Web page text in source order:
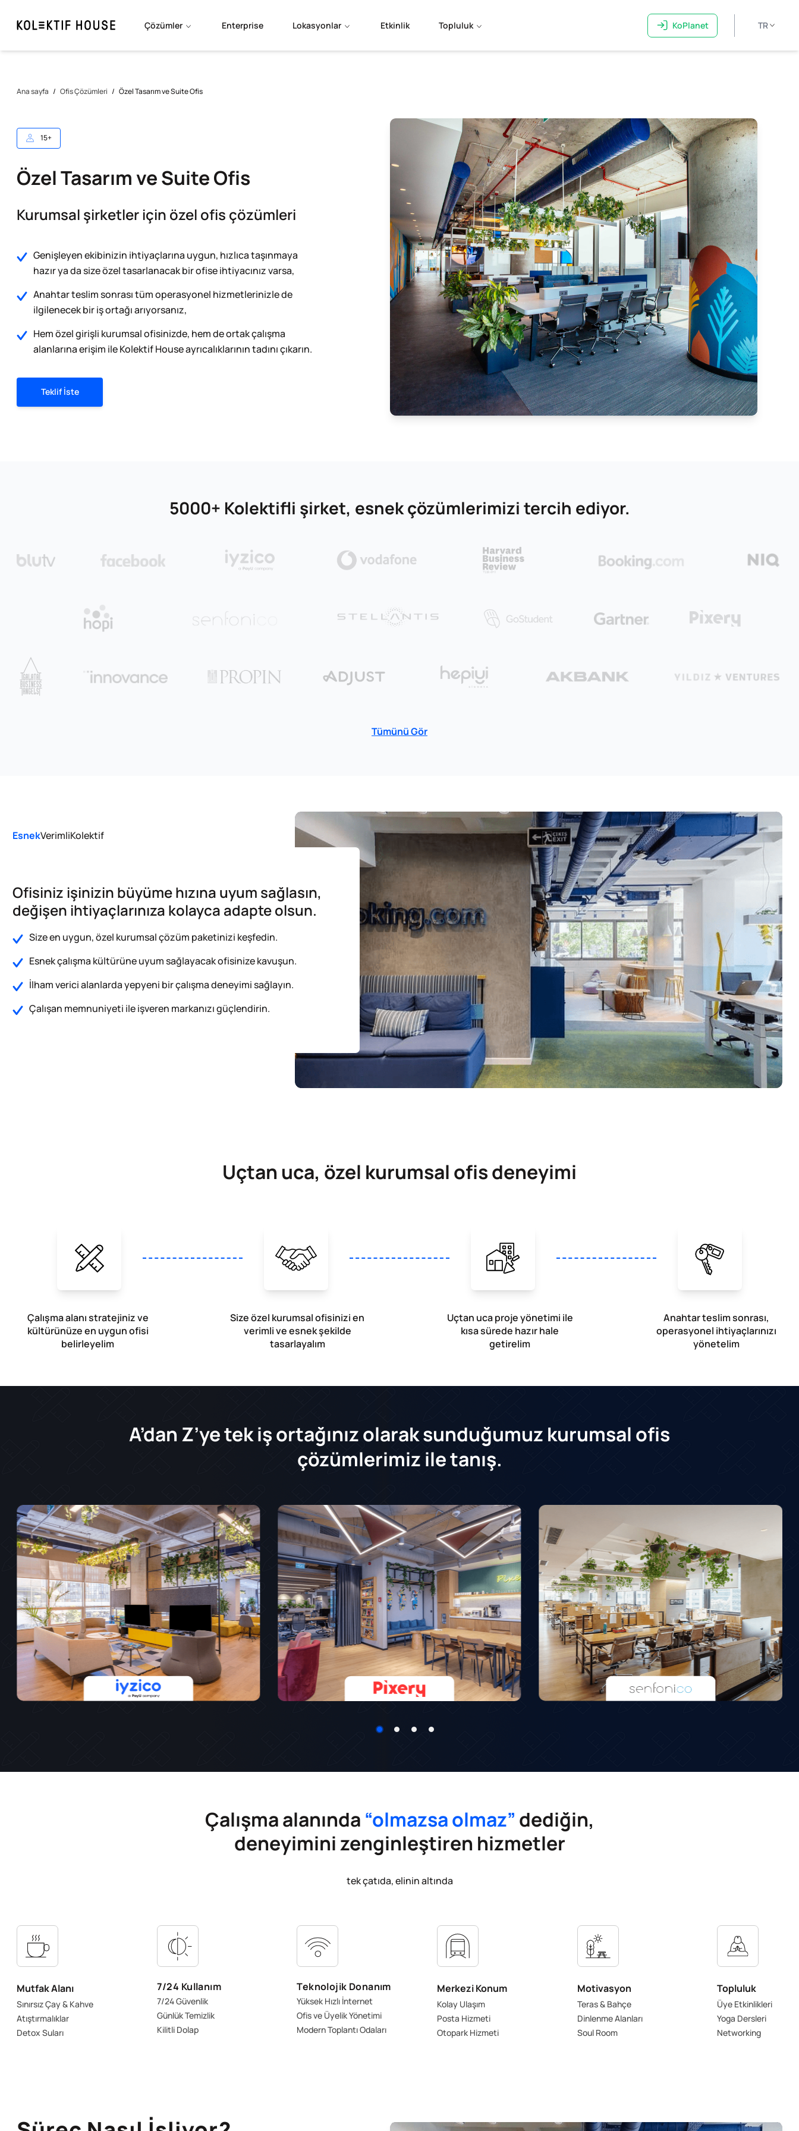
Çözümler Enterprise Lokasyonlar Etkinlik Topluluk KoPlanet TR
Ana sayfa / Ofis Çözümleri / Özel Tasarım ve Suite Ofis
15+
Özel Tasarım ve Suite Ofis
Kurumsal şirketler için özel ofis çözümleri
Genişleyen ekibinizin ihtiyaçlarına uygun, hızlıca taşınmaya
hazır ya da size özel tasarlanacak bir ofise ihtiyacınız varsa,
Anahtar teslim sonrası tüm operasyonel hizmetlerinizle de
ilgilenecek bir iş ortağı arıyorsanız,
Hem özel girişli kurumsal ofisinizde, hem de ortak çalışma
alanlarına erişim ile Kolektif House ayrıcalıklarının tadını çıkarın.
Teklif İste
5000+ Kolektifli şirket, esnek çözümlerimizi tercih ediyor.
Tümünü Gör
EsnekVerimliKolektif
Ofisiniz işinizin büyüme hızına uyum sağlasın,
değişen ihtiyaçlarınıza kolayca adapte olsun.
Size en uygun, özel kurumsal çözüm paketinizi keşfedin.
Esnek çalışma kültürüne uyum sağlayacak ofisinize kavuşun.
İlham verici alanlarda yepyeni bir çalışma deneyimi sağlayın.
Çalışan memnuniyeti ile işveren markanızı güçlendirin.
Uçtan uca, özel kurumsal ofis deneyimi
Çalışma alanı stratejiniz ve
kültürünüze en uygun ofisi
belirleyelim
Size özel kurumsal ofisinizi en
verimli ve esnek şekilde
tasarlayalım
Uçtan uca proje yönetimi ile
kısa sürede hazır hale
getirelim
Anahtar teslim sonrası,
operasyonel ihtiyaçlarınızı
yönetelim
A’dan Z’ye tek iş ortağınız olarak sunduğumuz kurumsal ofis
çözümlerimiz ile tanış.
Çalışma alanında “olmazsa olmaz” dediğin,
deneyimini zenginleştiren hizmetler
tek çatıda, elinin altında
Mutfak Alanı
Sınırsız Çay & Kahve
Atıştırmalıklar
Detox Suları
7/24 Kullanım
7/24 Güvenlik
Günlük Temizlik
Kilitli Dolap
Teknolojik Donanım
Yüksek Hızlı İnternet
Ofis ve Üyelik Yönetimi
Modern Toplantı Odaları
Merkezi Konum
Kolay Ulaşım
Posta Hizmeti
Otopark Hizmeti
Motivasyon
Teras & Bahçe
Dinlenme Alanları
Soul Room
Topluluk
Üye Etkinlikleri
Yoga Dersleri
Networking